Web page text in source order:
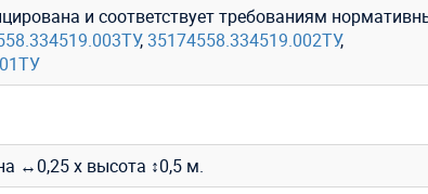
и соответствует требованиям
,35174558.334519.002ТУ,
↔0,25 х высота ↕0,5 м.